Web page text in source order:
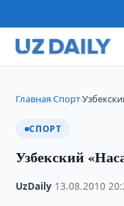
Главная›Спорт›
СПОРТ
Узбекский
UzDaily 13.08.2010 ·